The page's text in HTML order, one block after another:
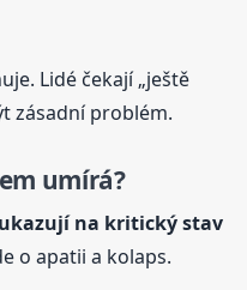
Lidé čekají „ještě
zásadní problém.
umírá?
na kritický stav
o apatii a kolaps.